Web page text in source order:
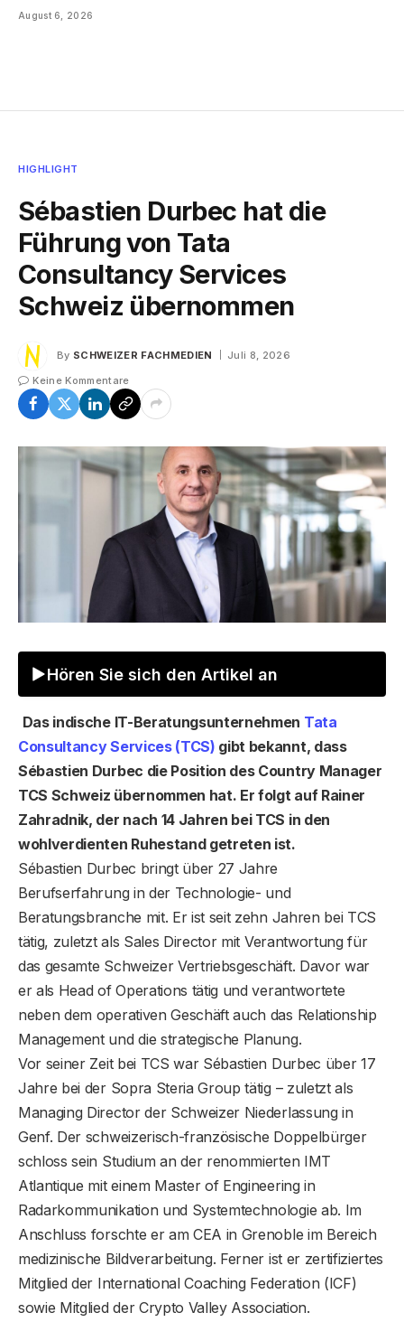
August 6, 2026
HIGHLIGHT
Sébastien Durbec hat die
Führung von Tata
Consultancy Services
Schweiz übernommen
By SCHWEIZER FACHMEDIEN
Juli 8, 2026
Keine Kommentare
Hören Sie sich den Artikel an
Das indische IT-Beratungsunternehmen Tata
Consultancy Services (TCS) gibt bekannt, dass
Sébastien Durbec die Position des Country Manager
TCS Schweiz übernommen hat. Er folgt auf Rainer
Zahradnik, der nach 14 Jahren bei TCS in den
wohlverdienten Ruhestand getreten ist.
Sébastien Durbec bringt über 27 Jahre
Berufserfahrung in der Technologie- und
Beratungsbranche mit. Er ist seit zehn Jahren bei TCS
tätig, zuletzt als Sales Director mit Verantwortung für
das gesamte Schweizer Vertriebsgeschäft. Davor war
er als Head of Operations tätig und verantwortete
neben dem operativen Geschäft auch das Relationship
Management und die strategische Planung.
Vor seiner Zeit bei TCS war Sébastien Durbec über 17
Jahre bei der Sopra Steria Group tätig – zuletzt als
Managing Director der Schweizer Niederlassung in
Genf. Der schweizerisch-französische Doppelbürger
schloss sein Studium an der renommierten IMT
Atlantique mit einem Master of Engineering in
Radarkommunikation und Systemtechnologie ab. Im
Anschluss forschte er am CEA in Grenoble im Bereich
medizinische Bildverarbeitung. Ferner ist er zertifiziertes
Mitglied der International Coaching Federation (ICF)
sowie Mitglied der Crypto Valley Association.